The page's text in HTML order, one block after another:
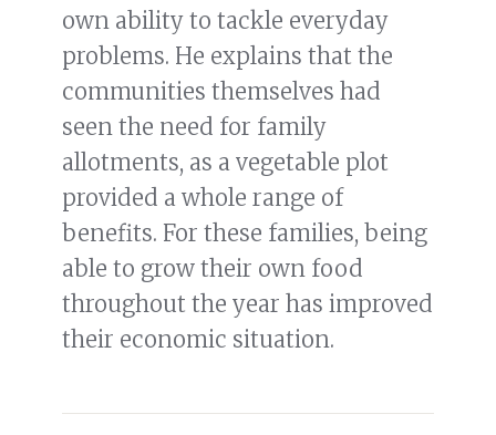
own ability to tackle everyday
problems. He explains that the
communities themselves had
seen the need for family
allotments, as a vegetable plot
provided a whole range of
benefits. For these families, being
able to grow their own food
throughout the year has improved
their economic situation.